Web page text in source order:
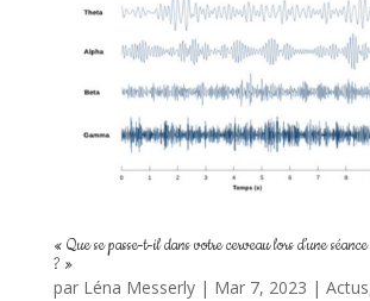
« Que se passe-t-il dans votre cerveau lors d’une
? »
par Léna Messerly| Mar 7, 2023 | Actus